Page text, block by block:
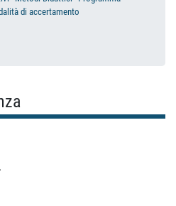
di accertamento